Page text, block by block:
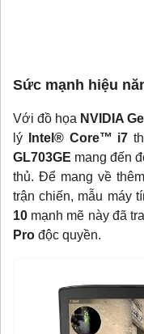
Sức mạnh hiệu
Với đồ họa NVIDIA
lý
Intel® Core™ i7
GL703GE mang đến
thủ. Để mang về
trận chiến, mẫu máy
10 mạnh mẽ này đã
Pro độc quyền.